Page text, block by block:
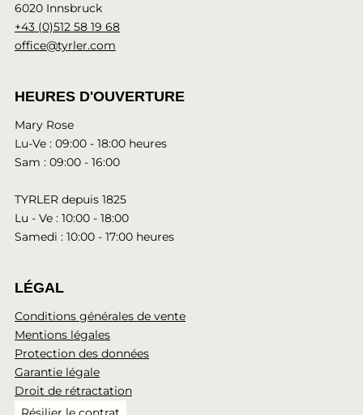
6020 Innsbruck
+43 (0)512 58 19 68
office@tyrler.com
HEURES D'OUVERTURE
Mary Rose
Lu-Ve : 09:00 - 18:00 heures
Sam : 09:00 - 16:00
TYRLER depuis 1825
Lu - Ve : 10:00 - 18:00
Samedi : 10:00 - 17:00 heures
LÉGAL
Conditions générales de vente
Mentions légales
Protection des données
Garantie légale
Droit de rétractation